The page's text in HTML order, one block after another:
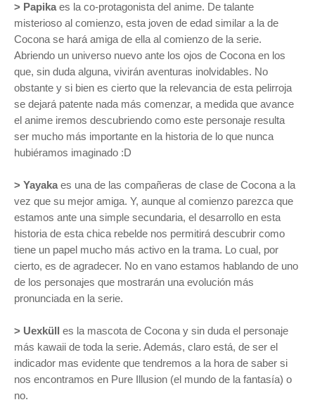
> Papika es la co-protagonista del anime. De talante
misterioso al comienzo, esta joven de edad similar a la de
Cocona se hará amiga de ella al comienzo de la serie.
Abriendo un universo nuevo ante los ojos de Cocona en los
que, sin duda alguna, vivirán aventuras inolvidables. No
obstante y si bien es cierto que la relevancia de esta pelirroja
se dejará patente nada más comenzar, a medida que avance
el anime iremos descubriendo como este personaje resulta
ser mucho más importante en la historia de lo que nunca
hubiéramos imaginado :D
> Yayaka es una de las compañeras de clase de Cocona a la
vez que su mejor amiga. Y, aunque al comienzo parezca que
estamos ante una simple secundaria, el desarrollo en esta
historia de esta chica rebelde nos permitirá descubrir como
tiene un papel mucho más activo en la trama. Lo cual, por
cierto, es de agradecer. No en vano estamos hablando de uno
de los personajes que mostrarán una evolución más
pronunciada en la serie.
> Uexküll es la mascota de Cocona y sin duda el personaje
más kawaii de toda la serie. Además, claro está, de ser el
indicador mas evidente que tendremos a la hora de saber si
nos encontramos en Pure Illusion (el mundo de la fantasía) o
no.